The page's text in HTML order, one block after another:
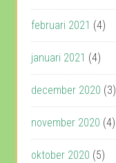
februari 2021 (4)
januari 2021 (4)
december 2020 (3)
november 2020 (4)
oktober 2020 (5)